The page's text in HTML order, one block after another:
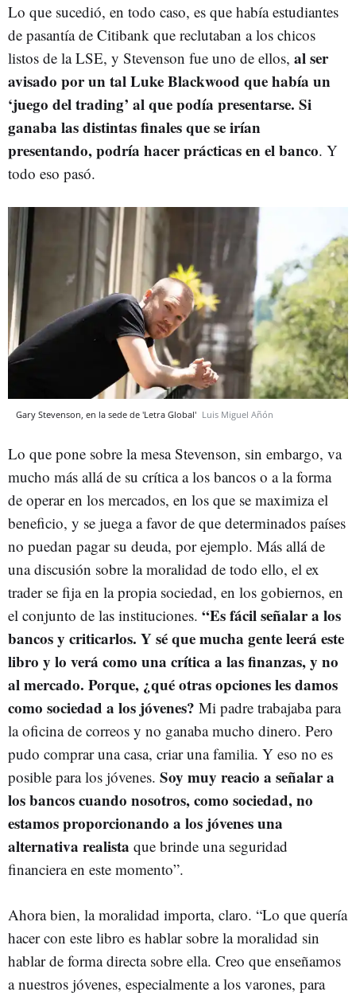
Lo que sucedió, en todo caso, es que había estudiantes
de pasantía de Citibank que reclutaban a los chicos
listos de la LSE, y Stevenson fue uno de ellos, al ser
avisado por un tal Luke Blackwood que había un
‘juego del trading’ al que podía presentarse. Si
ganaba las distintas finales que se irían
presentando, podría hacer prácticas en el banco. Y
todo eso pasó.
Gary Stevenson, en la sede de 'Letra Global' Luis Miguel Añón
Lo que pone sobre la mesa Stevenson, sin embargo, va
mucho más allá de su crítica a los bancos o a la forma
de operar en los mercados, en los que se maximiza el
beneficio, y se juega a favor de que determinados países
no puedan pagar su deuda, por ejemplo. Más allá de
una discusión sobre la moralidad de todo ello, el ex
trader se fija en la propia sociedad, en los gobiernos, en
el conjunto de las instituciones. “Es fácil señalar a los
bancos y criticarlos. Y sé que mucha gente leerá este
libro y lo verá como una crítica a las finanzas, y no
al mercado. Porque, ¿qué otras opciones les damos
como sociedad a los jóvenes? Mi padre trabajaba para
la oficina de correos y no ganaba mucho dinero. Pero
pudo comprar una casa, criar una familia. Y eso no es
posible para los jóvenes. Soy muy reacio a señalar a
los bancos cuando nosotros, como sociedad, no
estamos proporcionando a los jóvenes una
alternativa realista que brinde una seguridad
financiera en este momento”.
Ahora bien, la moralidad importa, claro. “Lo que quería
hacer con este libro es hablar sobre la moralidad sin
hablar de forma directa sobre ella. Creo que enseñamos
a nuestros jóvenes, especialmente a los varones, para